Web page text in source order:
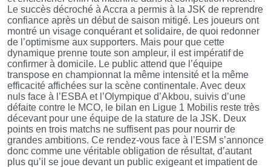
Le succès décroché à Accra a permis à la JSK de reprendre
confiance après un début de saison mitigé. Les joueurs ont
montré un visage conquérant et solidaire, de quoi redonner
de l’optimisme aux supporters. Mais pour que cette
dynamique prenne toute son ampleur, il est impératif de
confirmer à domicile. Le public attend que l’équipe
transpose en championnat la même intensité et la même
efficacité affichées sur la scène continentale. Avec deux
nuls face à l’ESBA et l’Olympique d’Akbou, suivis d’une
défaite contre le MCO, le bilan en Ligue 1 Mobilis reste très
décevant pour une équipe de la stature de la JSK. Deux
points en trois matchs ne suffisent pas pour nourrir de
grandes ambitions. Ce rendez-vous face à l’ESM s’annonce
donc comme une véritable obligation de résultat, d’autant
plus qu’il se joue devant un public exigeant et impatient de